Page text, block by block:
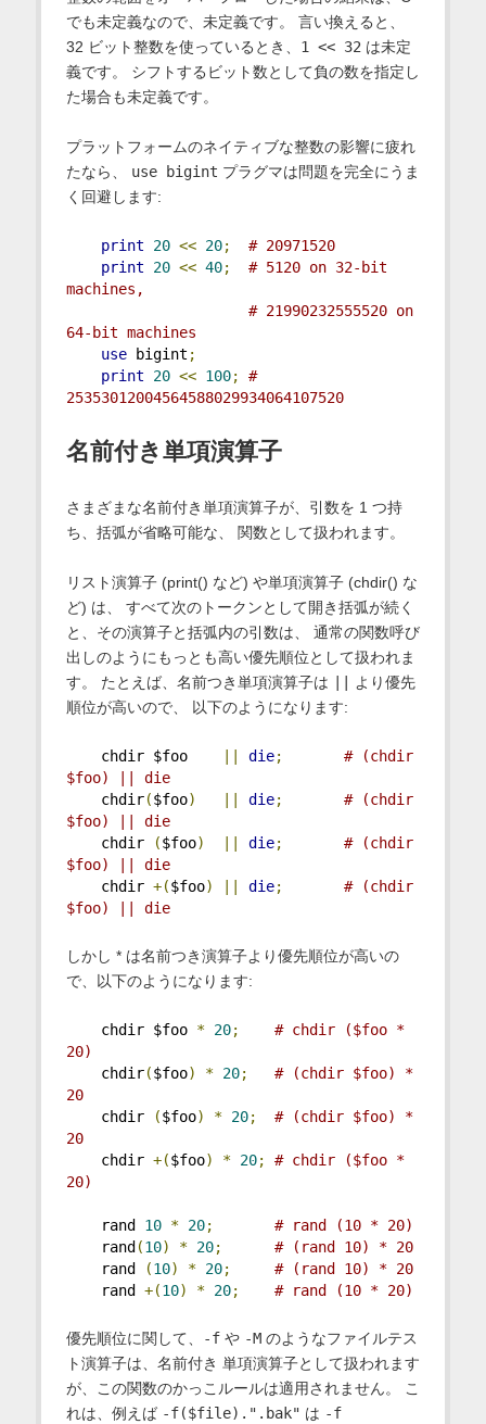
でも未定義なので、未定義です。 言い換えると、
32 ビット整数を使っているとき、 1 << 32 は未定
義です。 シフトするビット数として負の数を指定し
た場合も未定義です。
プラットフォームのネイティブな整数の影響に疲れ
たなら、 use bigint プラグマは問題を完全にうま
く回避します:
print 20 << 20;
# 20971520
print
20 << 40;
# 5120 on 32-bit
machines,
# 21990232555520 on
64-bit machines
use bigint ;
print
20 << 100;
#
25353012004564588029934064107520
名前付き単項演算子
さまざまな名前付き単項演算子が、引数を 1 つ持
ち、括弧が省略可能な、 関数として扱われます。
リスト演算子 (print() など) や単項演算子 (chdir() な
ど) は、 すべて次のトークンとして開き括弧が続く
と、その演算子と括弧内の引数は、 通常の関数呼び
出しのようにもっとも高い優先順位として扱われま
す。 たとえば、名前つき単項演算子は
より優先
順位が高いので、 以下のようになります:
chdir $foo die;
# (chdir
$foo) || die
chdir($foo) die;
# (chdir
$foo) || die
chdir
($foo) die;
# (chdir
$foo) || die
chdir +($foo) die;
# (chdir
$foo) || die
しかし * は名前つき演算子より優先順位が高いの
で、以下のようになります:
chdir $foo * 20;
# chdir ($foo *
20)
chdir($foo) * 20;
# (chdir $foo) *
20
chdir
($foo) * 20;
# (chdir $foo) *
20
chdir +($foo) * 20;
# chdir ($foo *
20)
rand 10 * 20;
# rand (10 * 20)
rand (10) * 20;
# (rand 10) * 20
rand
(10) * 20;
# (rand 10) * 20
rand +(10) * 20; # rand (10 * 20)
優先順位に関して、 -fや -Mのようなファイルテス
ト演算子は、名前付き 単項演算子として扱われます
が、この関数のかっこルールは適用されません。 こ
れは、例えば -f($file).".bak" は -f